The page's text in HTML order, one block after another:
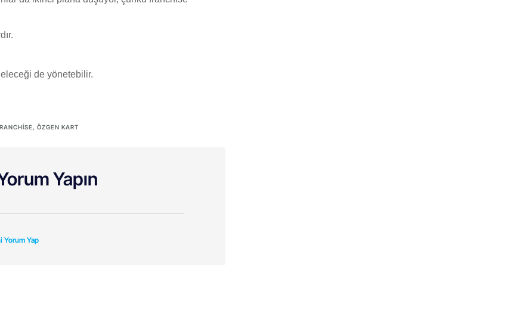
de yönetebilir.
, ÖZGEN KART
Yapın
Yorum Yap